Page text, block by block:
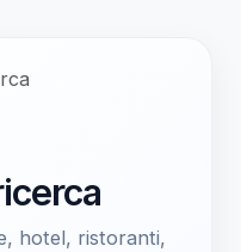
hotel, ristoranti,